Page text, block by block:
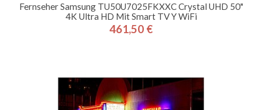
Fernseher Samsung TU50U7025FKXXC Crystal UHD 50"
4K Ultra HD Mit Smart TV Y WiFi
Preis
461,50 €